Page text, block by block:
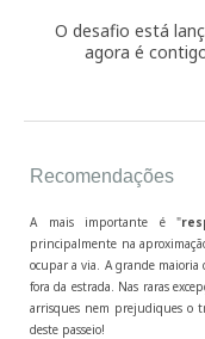
O desafio está
agora é
Recomendações
A mais importante é "
principalmente na
ocupar a via. A grande maioria
fora da estrada. Nas raras
arrisques nem prejudiques o
deste passeio!